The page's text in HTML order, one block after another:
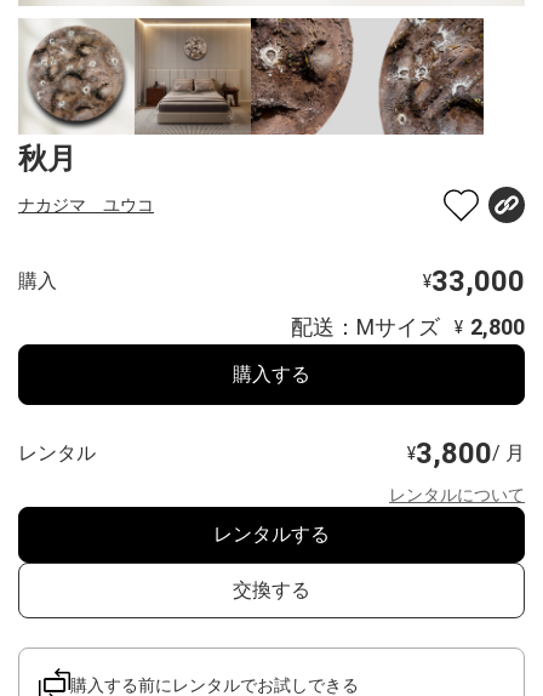
秋月
ナカジマ ユウコ
購入 ¥33,000
配送：Mサイズ ¥ 2,800
購入する
レンタル ¥3,800/ 月
レンタルについて
レンタルする
交換する
購入する前にレンタルでお試しできる